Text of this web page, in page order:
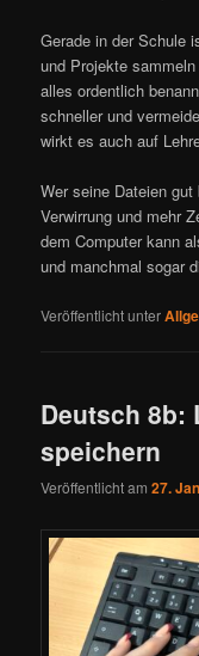
Gerade in der Schule
und Projekte
alles ordentlich
schneller und
wirkt es auch auf
Wer seine Dateien
Verwirrung und mehr
dem Computer kann
und manchmal sogar
Veröffentlicht unter
Deutsch 8b:
speichern
Veröffentlicht am27.